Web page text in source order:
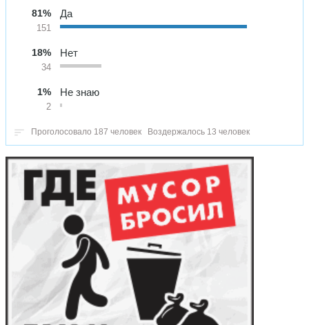
81%
151
Да
18%
34
Нет
1%
2
Не знаю
Проголосовало 187 человек Воздержалось 13 человек